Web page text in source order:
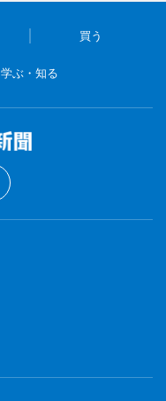
買う
学ぶ・知る